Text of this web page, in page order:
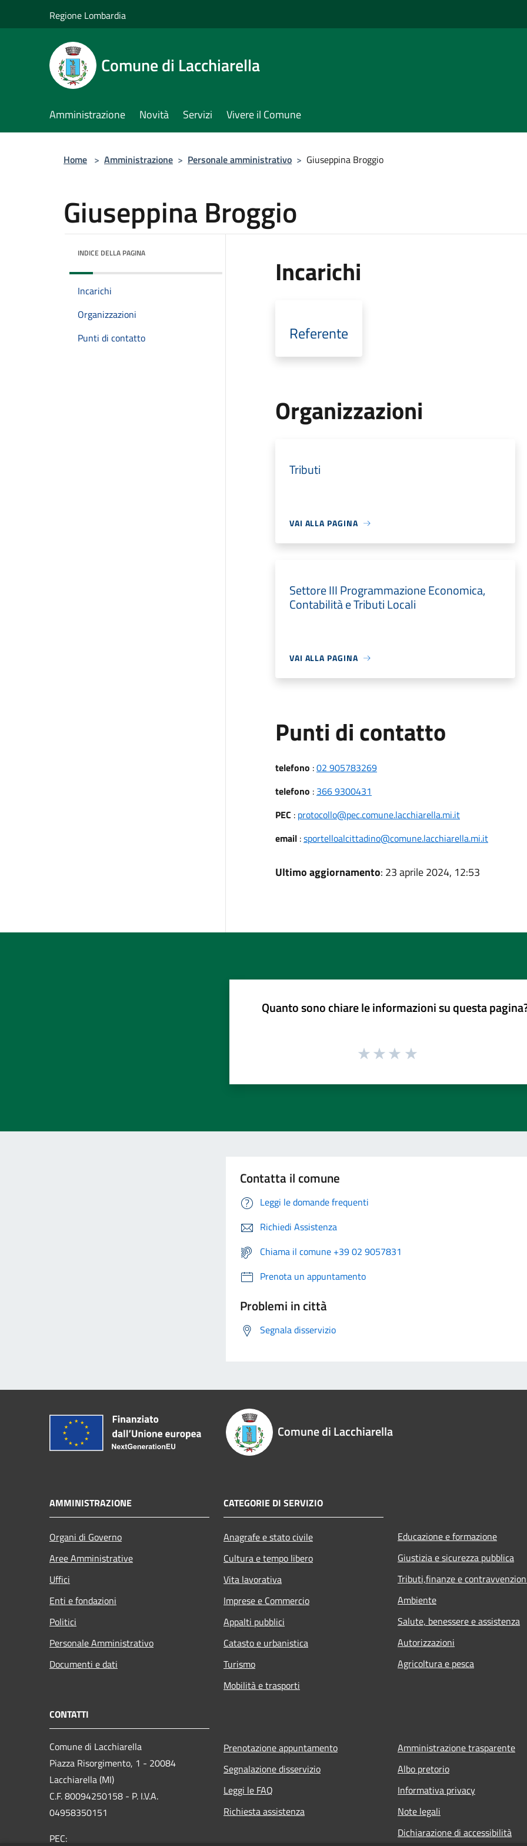
Regione Lombardia
Comune di Lacchiarella
Amministrazione Novità Servizi Vivere il Comune
Home > Amministrazione > Personale amministrativo > Giuseppina Broggio
Giuseppina Broggio
INDICE DELLA PAGINA
Incarichi
Organizzazioni
Punti di contatto
Incarichi
Referente
Organizzazioni
Tributi
VAI ALLA PAGINA
Settore III Programmazione Economica,
Contabilità e Tributi Locali
VAI ALLA PAGINA
Punti di contatto
telefono :02 905783269
telefono : 366 9300431
PEC : protocollo@pec.comune.lacchiarella.mi.it
email:sportelloalcittadino@comune.lacchiarella.mi.it
Ultimo aggiornamento: 23 aprile 2024, 12:53
Quanto sono chiare le informazioni su questa
Contatta il comune
Leggi le domande frequenti
Richiedi Assistenza
Chiama il comune +39 02 9057831
Prenota un appuntamento
Problemi in città
Segnala disservizio
Comune di Lacchiarella
AMMINISTRAZIONE
Organi di Governo
Aree Amministrative
Uffici
Enti e fondazioni
Politici
Personale Amministrativo
Documenti e dati
CATEGORIE DI SERVIZIO
Anagrafe e stato civile
Cultura e tempo libero
Vita lavorativa
Imprese e Commercio
Appalti pubblici
Catasto e urbanistica
Turismo
Mobilità e trasporti
Educazione e formazione
Giustizia e sicurezza pubblica
Tributi,finanze e
Ambiente
Salute, benessere e assistenza
Autorizzazioni
Agricoltura e pesca
CONTATTI
Comune di Lacchiarella
Piazza Risorgimento, 1 - 20084
Lacchiarella (MI)
C.F. 80094250158 - P. I.V.A.
04958350151
PEC:
Prenotazione appuntamento
Segnalazione disservizio
Leggi le FAQ
Richiesta assistenza
Amministrazione trasparente
Albo pretorio
Informativa privacy
Note legali
Dichiarazione di accessibilità